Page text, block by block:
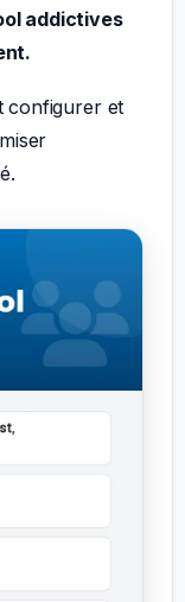
addictives
configurer et